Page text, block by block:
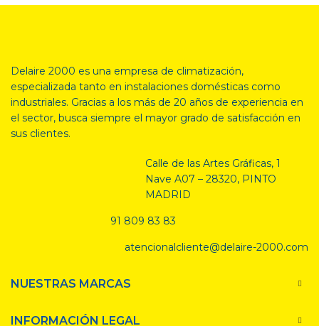
Delaire 2000 es una empresa de climatización,
especializada tanto en instalaciones domésticas como
industriales. Gracias a los más de 20 años de experiencia en
el sector, busca siempre el mayor grado de satisfacción en
sus clientes.
Calle de las Artes Gráficas, 1
Nave A07 – 28320, PINTO
MADRID
91 809 83 83
atencionalcliente@delaire-2000.com
NUESTRAS MARCAS
INFORMACIÓN LEGAL